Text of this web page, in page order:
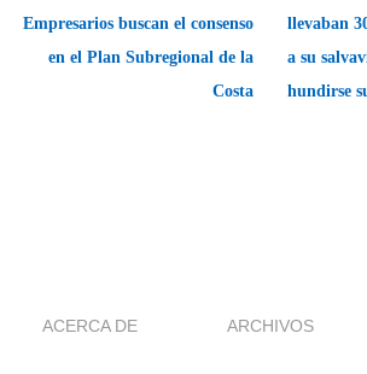
Empresarios buscan el consenso
en el Plan Subregional de la
Costa
llevaban
a su
hundirse
ACERCA DE ARCHIVOS